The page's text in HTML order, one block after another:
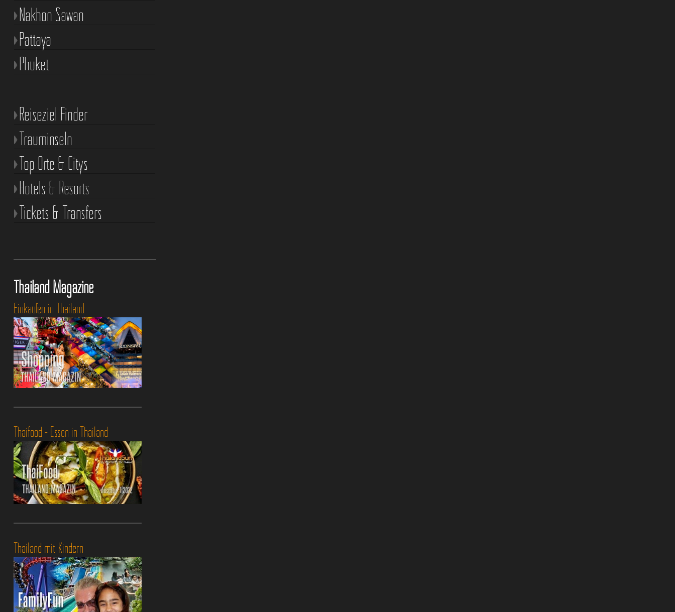
Nakhon Sawan
Pattaya
Phuket
Reiseziel Finder
Trauminseln
Top Orte & Citys
Hotels & Resorts
Tickets & Transfers
Thailand Magazine
Einkaufen in Thailand
Thaifood - Essen in Thailand
Thailand mit Kindern